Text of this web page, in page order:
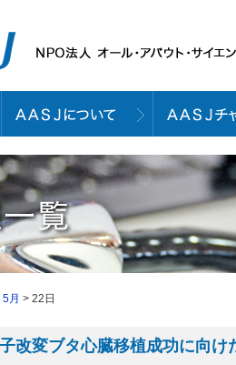
5月 > 22日
改変ブタ心臓移植成功に向け